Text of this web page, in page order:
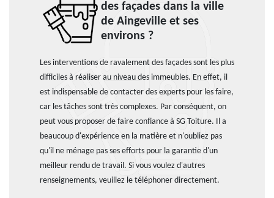
des façades dans la ville
de Aingeville et ses
environs ?
Les interventions de ravalement des façades sont les plus
difficiles à réaliser au niveau des immeubles. En effet, il
est indispensable de contacter des experts pour les faire,
car les tâches sont très complexes. Par conséquent, on
peut vous proposer de faire confiance à SG Toiture. Il a
beaucoup d'expérience en la matière et n'oubliez pas
qu'il ne ménage pas ses efforts pour la garantie d'un
meilleur rendu de travail. Si vous voulez d'autres
renseignements, veuillez le téléphoner directement.